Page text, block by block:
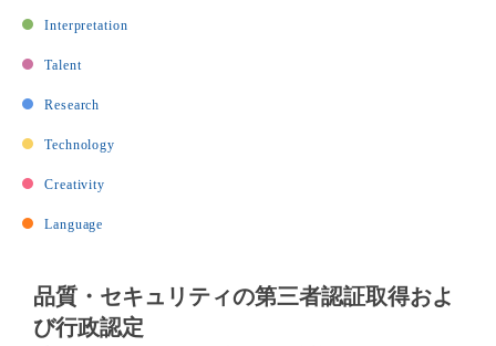
Interpretation
Talent
Research
Technology
Creativity
Language
品質・セキュリティの第三者認証取得およ
び行政認定